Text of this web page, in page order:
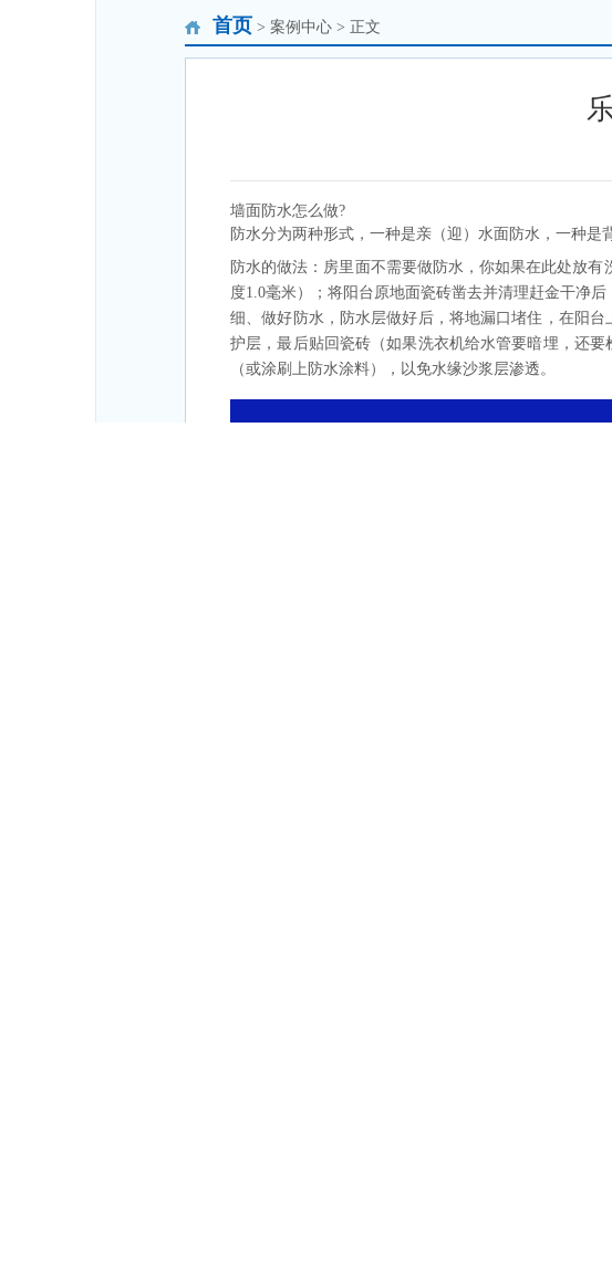
首页 > 案例中心 > 正文
墙面防水怎么做?
防水分为两种形式，一种是亲（迎）水面防水，一种是
防水的做法：房里面不需要做防水，你如果在此处放
度1.0毫米）；将阳台原地面瓷砖凿去并清理赶金干净
细、做好防水，防水层做好后，将地漏口堵住，在阳
护层，最后贴回瓷砖（如果洗衣机给水管要暗埋，还
（或涂刷上防水涂料），以免水缘沙浆层渗透。